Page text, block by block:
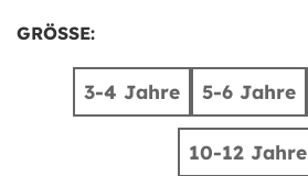
GRÖSSE:
3-4 Jahre 5-6 Jahre
10-12 Jahre